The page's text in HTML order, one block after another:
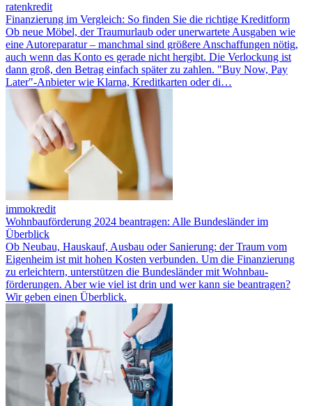
ratenkredit
Finanzierung im Vergleich: So finden Sie die richtige Kreditform
Ob neue Möbel, der Traumurlaub oder unerwartete Ausgaben wie
eine Autoreparatur – manchmal sind größere Anschaffungen nötig,
auch wenn das Konto es gerade nicht hergibt. Die Verlockung ist
dann groß, den Betrag einfach später zu zahlen. "Buy Now, Pay
Later"-Anbieter wie Klarna, Kreditkarten oder di…
immokredit
Wohnbauförderung 2024 beantragen: Alle Bundesländer im
Überblick
Ob Neubau, Hauskauf, Ausbau oder Sanierung: der Traum vom
Eigenheim ist mit hohen Kosten verbunden. Um die Finanzierung
zu erleichtern, unterstützen die Bundesländer mit Wohnbau­
förderungen. Aber wie viel ist drin und wer kann sie beantragen?
Wir geben einen Überblick.